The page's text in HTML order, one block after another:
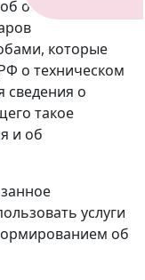
обязательном
которые
о техническом
сведения о
такое
и об
услуги
об